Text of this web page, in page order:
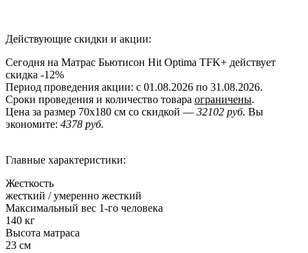
Действующие скидки и акции:
Сегодня на Матрас Бьютисон Hit Optima TFK+ действует
скидка -12%
Период проведения акции: с 01.08.2026 по 31.08.2026.
Сроки проведения и количество товара ограничены.
Цена за размер 70x180 см со скидкой — 32102 руб. Вы
экономите: 4378 руб.
Главные характеристики:
Жесткость
жесткий / умеренно жесткий
Максимальный вес 1-го человека
140 кг
Высота матраса
23 см